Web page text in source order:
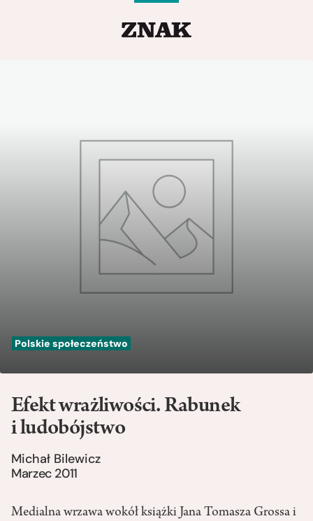
Polskie społeczeństwo
Efekt wrażliwości. Rabunek
i ludobójstwo
Michał Bilewicz
Marzec 2011
Medialna wrzawa wokół książki Jana Tomasza Grossa i